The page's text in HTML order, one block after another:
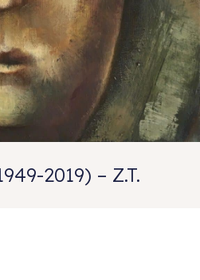
2019) – Z.T.